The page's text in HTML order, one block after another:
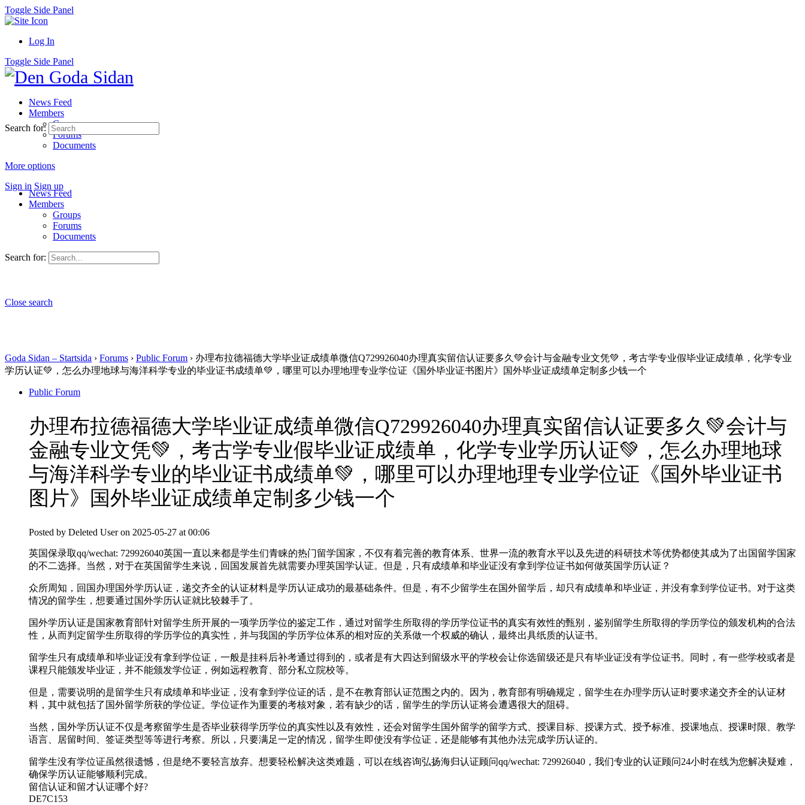
Toggle Side Panel
Log In
Toggle Side Panel
News Feed
Members
Groups
Forums
Documents
More options
Sign in Sign up
Search for:
News Feed
Members
Groups
Forums
Documents
Search for:
Close search
Goda Sidan – Startsida › Forums › Public Forum › 办理布拉德福德大学毕业证成绩单微信Q729926040办理真实留信认证要多久💚会计与金融专业文凭💚，考古学专业假毕业证成绩单，化学专业
学历认证💚，怎么办理地球与海洋科学专业的毕业证书成绩单💚，哪里可以办理地理专业学位证《国外毕业证书图片》国外毕业证成绩单定制多少钱一个
Public Forum
办理布拉德福德大学毕业证成绩单微信Q729926040办理真实留信认证要多久💚会计与
金融专业文凭💚，考古学专业假毕业证成绩单，化学专业学历认证💚，怎么办理地球
与海洋科学专业的毕业证书成绩单💚，哪里可以办理地理专业学位证《国外毕业证书
图片》国外毕业证成绩单定制多少钱一个
Posted by Deleted User on 2025-05-27 at 00:06
英国保录取qq/wechat: 729926040英国一直以来都是学生们青睐的热门留学国家，不仅有着完善的教育体系、世界一流的教育水平以及先进的科研技术等优势都使其成为了出国留学国家
的不二选择。当然，对于在英国留学生来说，回国发展首先就需要办理英国学认证。但是，只有成绩单和毕业证没有拿到学位证书如何做英国学历认证？
众所周知，回国办理国外学历认证，递交齐全的认证材料是学历认证成功的最基础条件。但是，有不少留学生在国外留学后，却只有成绩单和毕业证，并没有拿到学位证书。对于这类
情况的留学生，想要通过国外学历认证就比较棘手了。
国外学历认证是国家教育部针对留学生所开展的一项学历学位的鉴定工作，通过对留学生所取得的学历学位证书的真实有效性的甄别，鉴别留学生所取得的学历学位的颁发机构的合法
性，从而判定留学生所取得的学历学位的真实性，并与我国的学历学位体系的相对应的关系做一个权威的确认，最终出具纸质的认证书。
留学生只有成绩单和毕业证没有拿到学位证，一般是挂科后补考通过得到的，或者是有大四达到留级水平的学校会让你选留级还是只有毕业证没有学位证书。同时，有一些学校或者是
课程只能颁发毕业证，并不能颁发学位证，例如远程教育、部分私立院校等。
但是，需要说明的是留学生只有成绩单和毕业证，没有拿到学位证的话，是不在教育部认证范围之内的。因为，教育部有明确规定，留学生在办理学历认证时要求递交齐全的认证材
料，其中就包括了国外留学所获的学位证。学位证作为重要的考核对象，若有缺少的话，留学生的学历认证将会遭遇很大的阻碍。
当然，国外学历认证不仅是考察留学生是否毕业获得学历学位的真实性以及有效性，还会对留学生国外留学的留学方式、授课目标、授课方式、授予标准、授课地点、授课时限、教学
语言、居留时间、签证类型等等进行考察。所以，只要满足一定的情况，留学生即使没有学位证，还是能够有其他办法完成学历认证的。
留学生没有学位证虽然很遗憾，但是绝不要轻言放弃。想要轻松解决这类难题，可以在线咨询弘扬海归认证顾问qq/wechat: 729926040，我们专业的认证顾问24小时在线为您解决疑难，
确保学历认证能够顺利完成。
留信认证和留才认证哪个好?
DE7C153